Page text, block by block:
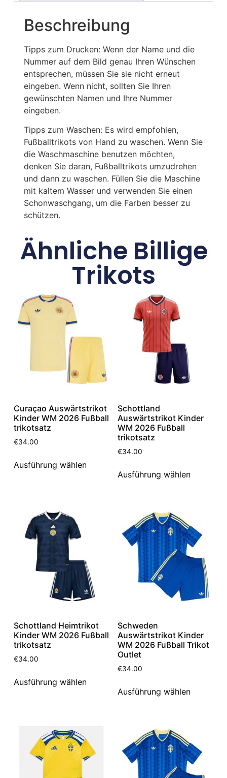
Beschreibung
Tipps zum Drucken: Wenn der Name und die
Nummer auf dem Bild genau Ihren Wünschen
entsprechen, müssen Sie sie nicht erneut
eingeben. Wenn nicht, sollten Sie Ihren
gewünschten Namen und Ihre Nummer
eingeben.
Tipps zum Waschen: Es wird empfohlen,
Fußballtrikots von Hand zu waschen. Wenn Sie
die Waschmaschine benutzen möchten,
denken Sie daran, Fußballtrikots umzudrehen
und dann zu waschen. Füllen Sie die Maschine
mit kaltem Wasser und verwenden Sie einen
Schonwaschgang, um die Farben besser zu
schützen.
Ähnliche Billige
Trikots
Curaçao Auswärtstrikot
Kinder WM 2026 Fußball
trikotsatz
€34.00
Ausführung wählen
Schottland
Auswärtstrikot Kinder
WM 2026 Fußball
trikotsatz
€34.00
Ausführung wählen
Schottland Heimtrikot
Kinder WM 2026 Fußball
trikotsatz
€34.00
Ausführung wählen
Schweden
Auswärtstrikot Kinder
WM 2026 Fußball Trikot
Outlet
€34.00
Ausführung wählen